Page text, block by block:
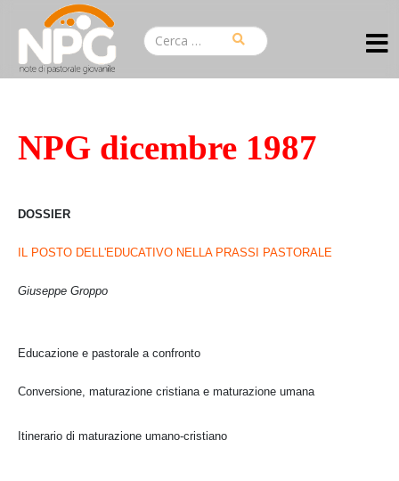
NPG dicembre 1987
DOSSIER
IL POSTO DELL'EDUCATIVO NELLA PRASSI PASTORALE
Giuseppe Groppo
Educazione e pastorale a confronto
Conversione, maturazione cristiana e maturazione umana
Itinerario di maturazione umano-cristiano